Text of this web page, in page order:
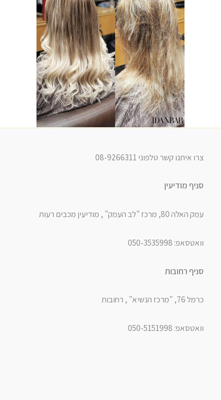
צרו איתנו קשר טלפוני 08-9266311
סניף מודיעין
עמק האלה 80, מרכז "לב העמק" , מודיעין מכבים רעות
וואטסאפ: 050-3535998
סניף רחובות
כרמל 76, "מרכז הנשיא" , רחובות
וואטסאפ: 050-5151998